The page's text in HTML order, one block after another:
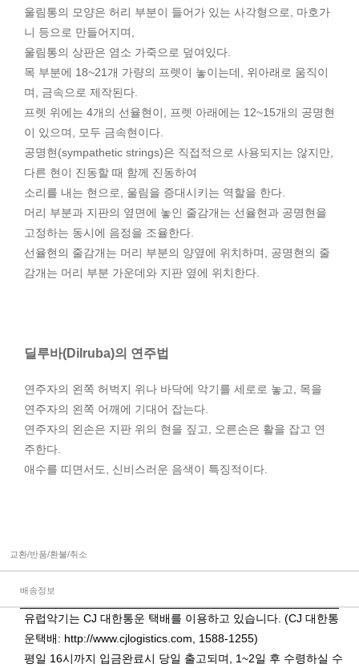
울림통의 모양은 허리 부분이 들어가 있는 사각형으로, 마호가
니 등으로 만들어지며,
울림통의 상판은 염소 가죽으로 덮여있다.
목 부분에 18~21개 가량의 프렛이 놓이는데, 위아래로 움직이
며, 금속으로 제작된다.
프렛 위에는 4개의 선율현이, 프렛 아래에는 12~15개의 공명현
이 있으며, 모두 금속현이다.
공명현(sympathetic strings)은 직접적으로 사용되지는 않지만,
다른 현이 진동할 때 함께 진동하여
소리를 내는 현으로, 울림을 증대시키는 역할을 한다.
머리 부분과 지판의 옆면에 놓인 줄감개는 선율현과 공명현을
고정하는 동시에 음정을 조율한다.
선율현의 줄감개는 머리 부분의 양옆에 위치하며, 공명현의 줄
감개는 머리 부분 가운데와 지판 옆에 위치한다.
딜루바(Dilruba)의 연주법
연주자의 왼쪽 허벅지 위나 바닥에 악기를 세로로 놓고, 목을
연주자의 왼쪽 어깨에 기대어 잡는다.
연주자의 왼손은 지판 위의 현을 짚고, 오른손은 활을 잡고 연
주한다.
애수를 띠면서도, 신비스러운 음색이 특징적이다.
교환/반품/환불/취소
배송정보
유럽악기는 CJ 대한통운 택배를 이용하고 있습니다. (CJ 대한통
운택배: http://www.cjlogistics.com , 1588-1255)
평일 16시까지 입금완료시 당일 출고되며, 1~2일 후 수령하실 수